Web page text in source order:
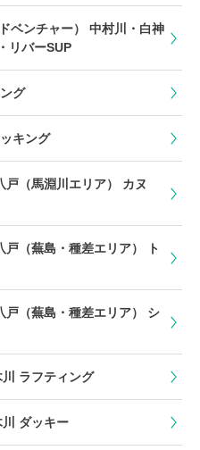
ベンチャー） 中村川・白神
リバーSUP
グ
キング
戸（馬淵川エリア） カヌ
戸（蕪島・種差エリア） ト
戸（蕪島・種差エリア） シ
ラフティング
ダッキー